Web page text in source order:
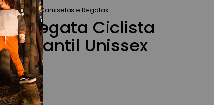
Camisetas e Regatas
Regata Ciclista
Infantil Unissex